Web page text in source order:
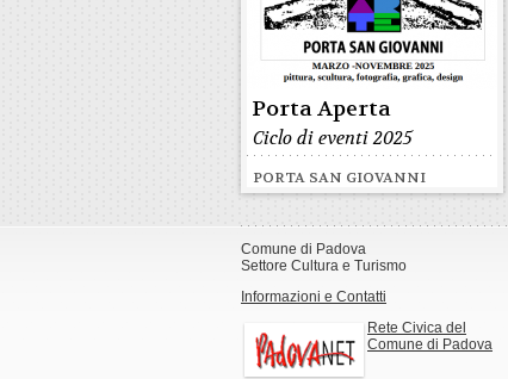
Porta Aperta
Ciclo di eventi 2025
PORTA SAN GIOVANNI
Comune di Padova
Settore Cultura e Turismo
Informazioni e Contatti
Rete Civica del
Comune di Padova